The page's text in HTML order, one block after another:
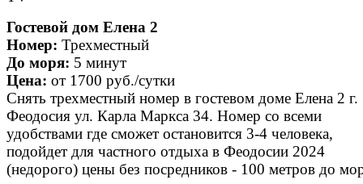
Гостевой дом Елена 2
Номер: Трехместный
До моря: 5 минут
Цена: от 1700 руб./сутки
Снять трехместный номер в гостевом доме Елена 2 г.
Феодосия ул. Карла Маркса 34. Номер со всеми
удобствами где сможет остановится 3-4 человека,
подойдет для частного отдыха в Феодосии 2024
(недорого) цены без посредников - 100 метров до